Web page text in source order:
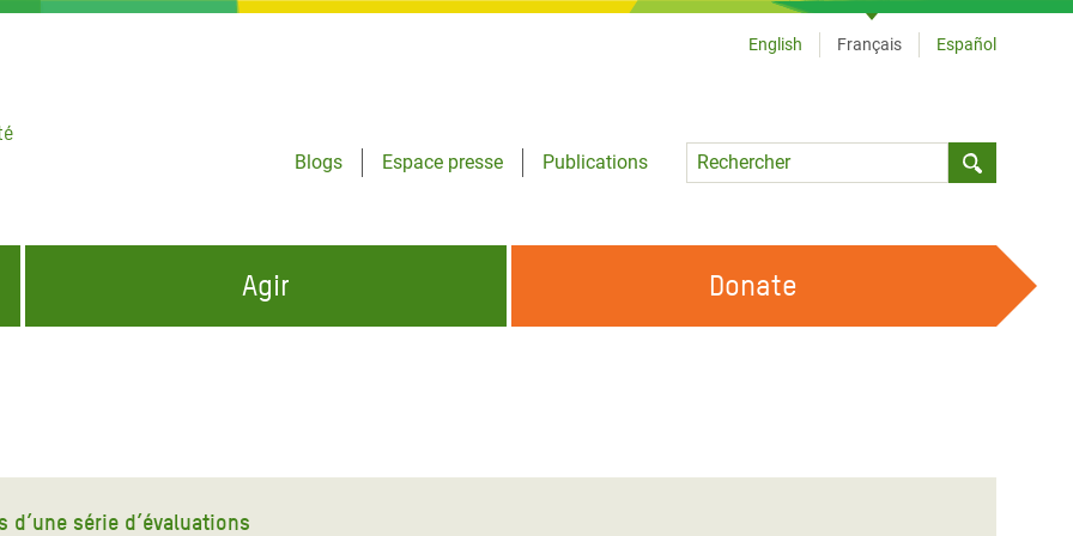
Blogs
Espace presse
Publications
Language
English Français Español
Agir Donate
d’une série d’évaluations